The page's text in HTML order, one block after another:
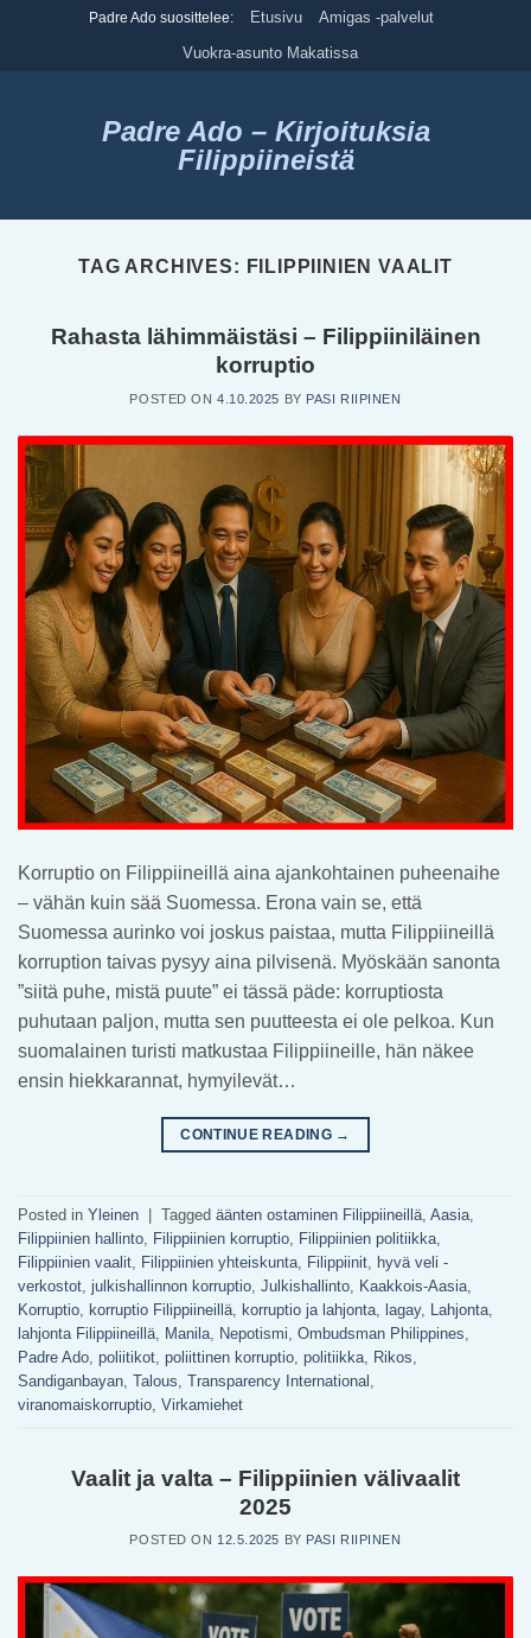
Padre Ado suosittelee: Etusivu
Amigas -palvelut
Vuokra-asunto Makatissa
Padre Ado – Kirjoituksia
Filippiineistä
TAG ARCHIVES: FILIPPIINIEN VAALIT
Rahasta lähimmäistäsi – Filippiiniläinen
korruptio
POSTED ON4.10.2025 BY PASI RIIPINEN
Korruptio on Filippiineillä aina ajankohtainen puheenaihe
– vähän kuin sää Suomessa. Erona vain se, että
Suomessa aurinko voi joskus paistaa, mutta Filippiineillä
korruption taivas pysyy aina pilvisenä. Myöskään sanonta
”siitä puhe, mistä puute” ei tässä päde: korruptiosta
puhutaan paljon, mutta sen puutteesta ei ole pelkoa. Kun
suomalainen turisti matkustaa Filippiineille, hän näkee
ensin hiekkarannat, hymyilevät…
CONTINUE READING →
Posted in Yleinen Tagged äänten ostaminen Filippiineillä Aasia
Filippiinien hallinto
Filippiinien korruptio Filippiinien politiikka
Filippiinien vaalit
Filippiinien yhteiskunta Filippiinit
hyvä veli -
verkostot julkishallinnon korruptio Julkishallinto Kaakkois-Aasia
Korruptio
korruptio Filippiineillä korruptio ja lahjonta lagay, Lahjonta
lahjonta Filippiineillä
Manila Nepotismi Ombudsman Philippines
Padre Ado poliitikot poliittinen korruptio politiikka Rikos
Sandiganbayan Talous Transparency International
viranomaiskorruptio Virkamiehet
Vaalit ja valta – Filippiinien välivaalit
2025
POSTED ON 12.5.2025 BY PASI RIIPINEN